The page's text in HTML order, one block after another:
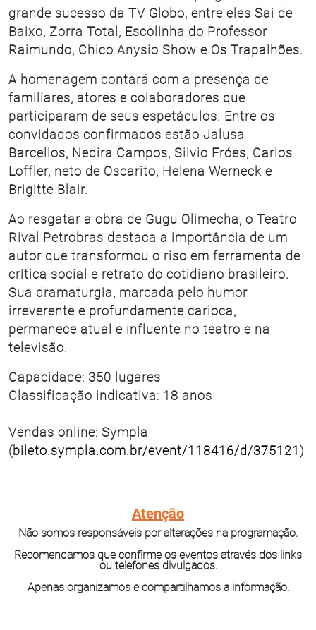
grande sucesso da TV Globo, entre eles Sai de
Baixo, Zorra Total, Escolinha do Professor
Raimundo, Chico Anysio Show e Os Trapalhões.
A homenagem contará com a presença de
familiares, atores e colaboradores que
participaram de seus espetáculos. Entre os
convidados confirmados estão Jalusa
Barcellos, Nedira Campos, Silvio Fróes, Carlos
Loffler, neto de Oscarito, Helena Werneck e
Brigitte Blair.
Ao resgatar a obra de Gugu Olimecha, o Teatro
Rival Petrobras destaca a importância de um
autor que transformou o riso em ferramenta de
crítica social e retrato do cotidiano brasileiro.
Sua dramaturgia, marcada pelo humor
irreverente e profundamente carioca,
permanece atual e influente no teatro e na
televisão.
Capacidade: 350 lugares
Classificação indicativa: 18 anos
Vendas online: Sympla
(bileto.sympla.com.br/event/118416/d/375121 )
Atenção
Não somos responsáveis por alterações na programação.
Recomendamos que confirme os eventos através dos links
ou telefones divulgados.
Apenas organizamos e compartilhamos a informação.